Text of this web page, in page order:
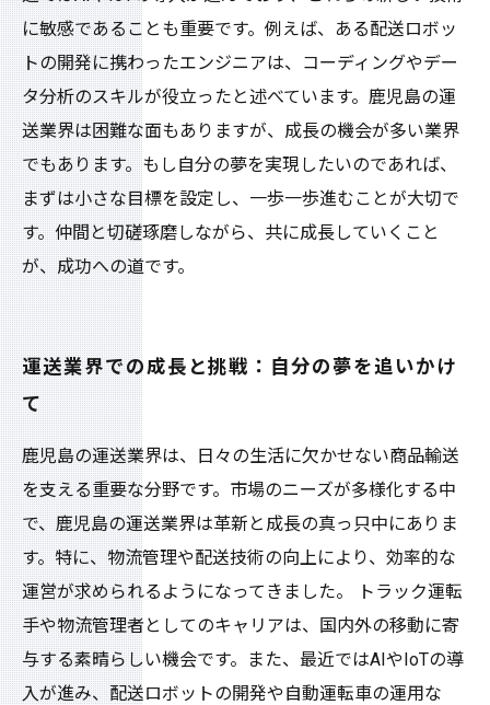
に敏感であることも重要です。例えば、ある配送ロボッ
トの開発に携わったエンジニアは、コーディングやデー
タ分析のスキルが役立ったと述べています。鹿児島の運
送業界は困難な面もありますが、成長の機会が多い業界
でもあります。もし自分の夢を実現したいのであれば、
まずは小さな目標を設定し、一歩一歩進むことが大切で
す。仲間と切磋琢磨しながら、共に成長していくこと
が、成功への道です。
運送業界での成長と挑戦：自分の夢を追いかけ
て
鹿児島の運送業界は、日々の生活に欠かせない商品輸送
を支える重要な分野です。市場のニーズが多様化する中
で、鹿児島の運送業界は革新と成長の真っ只中にありま
す。特に、物流管理や配送技術の向上により、効率的な
運営が求められるようになってきました。 トラック運転
手や物流管理者としてのキャリアは、国内外の移動に寄
与する素晴らしい機会です。また、最近ではAIやIoTの導
入が進み、配送ロボットの開発や自動運転車の運用な